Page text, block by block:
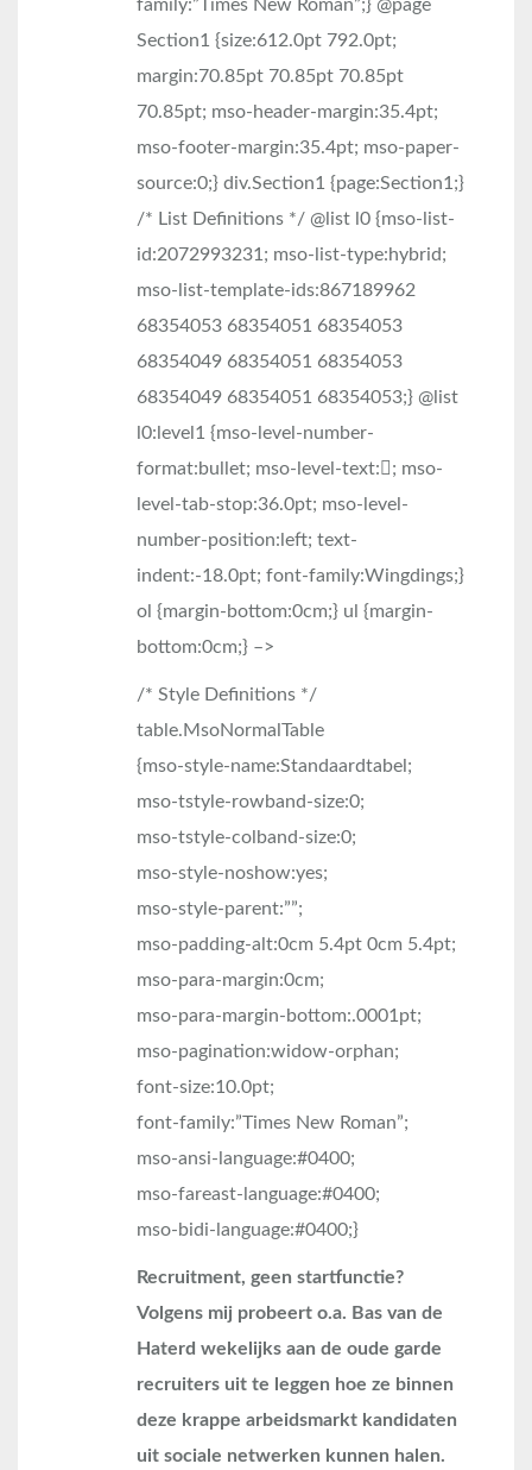
family:”Times New Roman”;} @page
Section1 {size:612.0pt 792.0pt;
margin:70.85pt 70.85pt 70.85pt
70.85pt; mso-header-margin:35.4pt;
mso-footer-margin:35.4pt; mso-paper-
source:0;} div.Section1 {page:Section1;}
/* List Definitions */ @list l0 {mso-list-
id:2072993231; mso-list-type:hybrid;
mso-list-template-ids:867189962
68354053 68354051 68354053
68354049 68354051 68354053
68354049 68354051 68354053;} @list
l0:level1 {mso-level-number-
format:bullet; mso-level-text:; mso-
level-tab-stop:36.0pt; mso-level-
number-position:left; text-
indent:-18.0pt; font-family:Wingdings;}
ol {margin-bottom:0cm;} ul {margin-
bottom:0cm;} –>
/* Style Definitions */
table.MsoNormalTable
{mso-style-name:Standaardtabel;
mso-tstyle-rowband-size:0;
mso-tstyle-colband-size:0;
mso-style-noshow:yes;
mso-style-parent:””;
mso-padding-alt:0cm 5.4pt 0cm 5.4pt;
mso-para-margin:0cm;
mso-para-margin-bottom:.0001pt;
mso-pagination:widow-orphan;
font-size:10.0pt;
font-family:”Times New Roman”;
mso-ansi-language:#0400;
mso-fareast-language:#0400;
mso-bidi-language:#0400;}
Recruitment, geen startfunctie?
Volgens mij probeert o.a. Bas van de
Haterd wekelijks aan de oude garde
recruiters uit te leggen hoe ze binnen
deze krappe arbeidsmarkt kandidaten
uit sociale netwerken kunnen halen.